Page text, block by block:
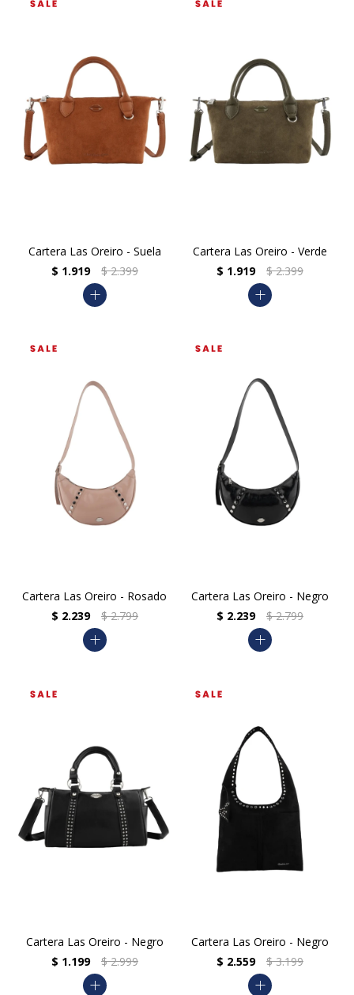
Cartera Las Oreiro - Suela
$ 1.919 $ 2.399
add
Cartera Las Oreiro - Verde
$ 1.919 $ 2.399
add
Cartera Las Oreiro - Rosado
$ 2.239 $ 2.799
add
Cartera Las Oreiro - Negro
$ 2.239 $ 2.799
add
Cartera Las Oreiro - Negro
$ 1.199 $ 2.999
add
Cartera Las Oreiro - Negro
$ 2.559 $ 3.199
add